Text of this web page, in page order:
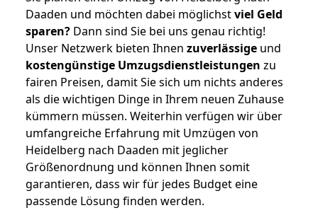
Daaden und möchten dabei möglichstviel Geld
sparen? Dann sind Sie bei uns genau richtig!
Unser Netzwerk bieten Ihnen zuverlässige und
kostengünstige Umzugsdienstleistungen zu
fairen Preisen, damit Sie sich um nichts anderes
als die wichtigen Dinge in Ihrem neuen Zuhause
kümmern müssen. Weiterhin verfügen wir über
umfangreiche Erfahrung mit Umzügen von
Heidelberg nach Daaden mit jeglicher
Größenordnung und können Ihnen somit
garantieren, dass wir für jedes Budget eine
passende Lösung finden werden.